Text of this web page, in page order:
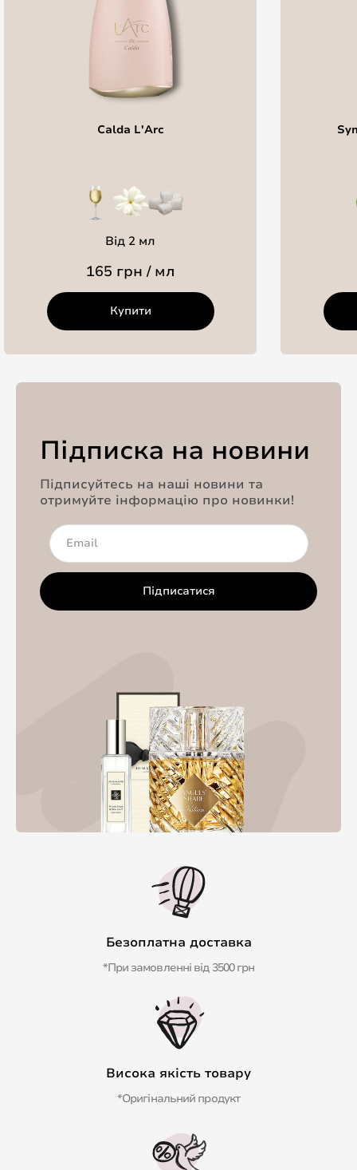
Calda L'Arc
Від 2 мл
165 грн / мл
Купити
Підписка на новини
Підписуйтесь на наші новини та
отримуйте інформацію про новинки!
Підписатися
Безоплатна доставка
*При замовленні від 3500 грн
Висока якість товару
*Оригінальний продукт